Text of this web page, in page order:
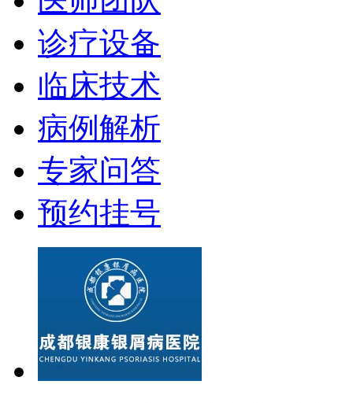
诊疗设备
临床技术
病例解析
专家问答
预约挂号